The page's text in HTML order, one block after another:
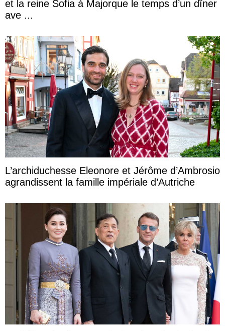
et la reine Sofia à Majorque le temps d’un dîner
ave ...
L’archiduchesse Eleonore et Jérôme d’Ambrosio
agrandissent la famille impériale d’Autriche